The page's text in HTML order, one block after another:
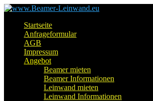
Startseite
Anfrageformular
AGB
Impressum
Angebot
Beamer mieten
Beamer Informationen
Leinwand mieten
Leinwand Informationen